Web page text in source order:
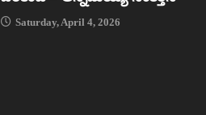
Saturday, April 4, 2026